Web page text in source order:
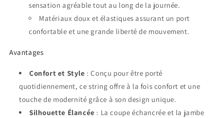
sensation agréable tout au long de la journée.
Matériaux doux et élastiques assurant un port
confortable et une grande liberté de mouvement.
Avantages
Confort et Style : Conçu pour être porté
quotidiennement, ce string offre à la fois confort et une
touche de modernité grâce à son design unique.
Silhouette Élancée : La coupe échancrée et la jambe